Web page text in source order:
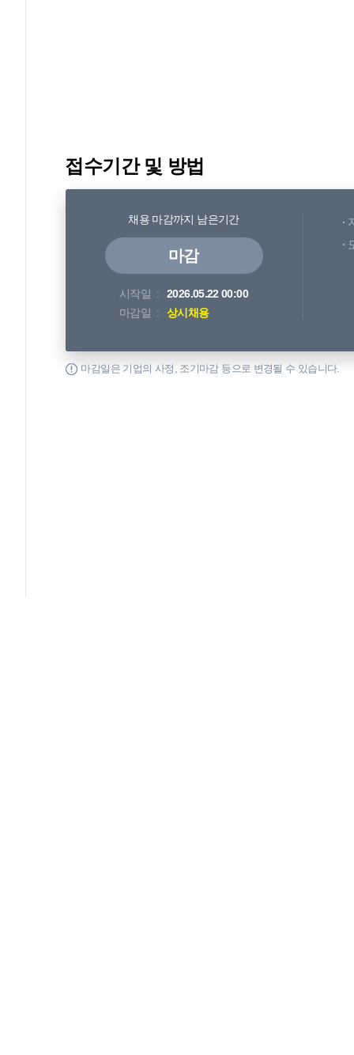
접수기간 및 방법
채용 마감까지 남은기간
마감
시작일
2026.05.22 00:00
마감일
상시채용
마감일은 기업의 사정, 조기마감 등으로 변경될 수 있습니다.